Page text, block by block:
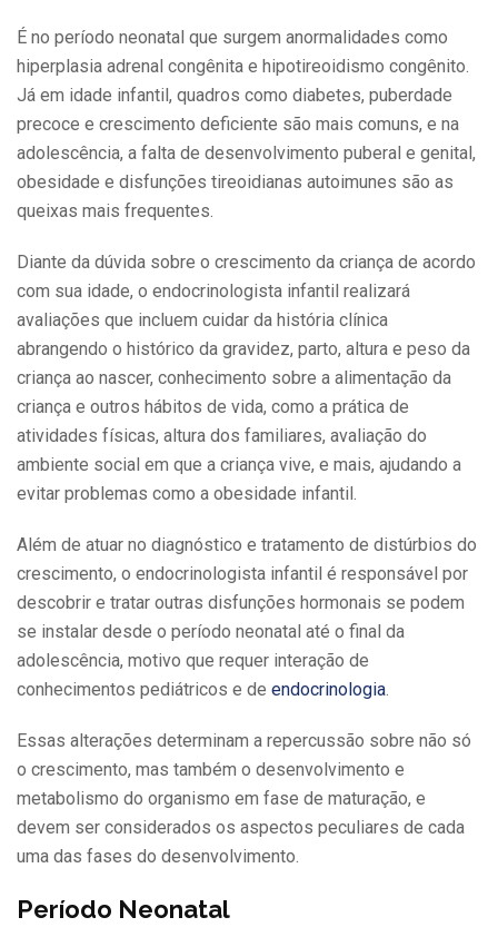
É no período neonatal que surgem anormalidades como
hiperplasia adrenal congênita e hipotireoidismo congênito.
Já em idade infantil, quadros como diabetes, puberdade
precoce e crescimento deficiente são mais comuns, e na
adolescência, a falta de desenvolvimento puberal e genital,
obesidade e disfunções tireoidianas autoimunes são as
queixas mais frequentes.
Diante da dúvida sobre o crescimento da criança de acordo
com sua idade, o endocrinologista infantil realizará
avaliações que incluem cuidar da história clínica
abrangendo o histórico da gravidez, parto, altura e peso da
criança ao nascer, conhecimento sobre a alimentação da
criança e outros hábitos de vida, como a prática de
atividades físicas, altura dos familiares, avaliação do
ambiente social em que a criança vive, e mais, ajudando a
evitar problemas como a obesidade infantil.
Além de atuar no diagnóstico e tratamento de distúrbios do
crescimento, o endocrinologista infantil é responsável por
descobrir e tratar outras disfunções hormonais se podem
se instalar desde o período neonatal até o final da
adolescência, motivo que requer interação de
conhecimentos pediátricos e de endocrinologia.
Essas alterações determinam a repercussão sobre não só
o crescimento, mas também o desenvolvimento e
metabolismo do organismo em fase de maturação, e
devem ser considerados os aspectos peculiares de cada
uma das fases do desenvolvimento.
Período Neonatal